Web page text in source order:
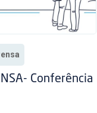
Conferência